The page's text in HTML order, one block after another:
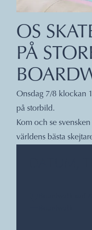
OS
PÅ
Onsdag 7/8 klockan
på storbild.
Kom och se
världens bästa